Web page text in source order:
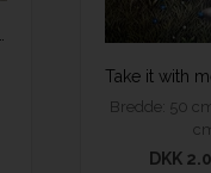
Bredde: 50
DKK